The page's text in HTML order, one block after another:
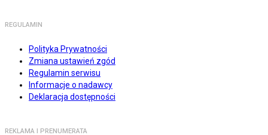
REGULAMIN
Polityka Prywatności
Zmiana ustawień zgód
Regulamin serwisu
Informacje o nadawcy
Deklaracja dostępności
REKLAMA I PRENUMERATA